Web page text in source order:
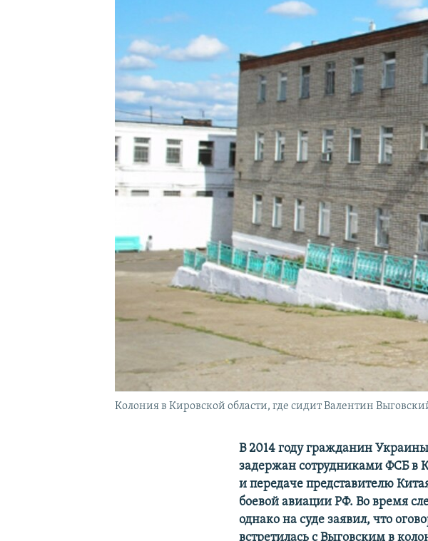
УКРАИНСКАЯ ПРОБЛЕМА КРЫМА
Колония в Кировской области, где сидит Валентин
В 2014 году гражданин
задержан сотрудниками ФСБ в
и передаче представителю
боевой авиации РФ. Во время
однако на суде заявил, что
встретилась с Выговским в